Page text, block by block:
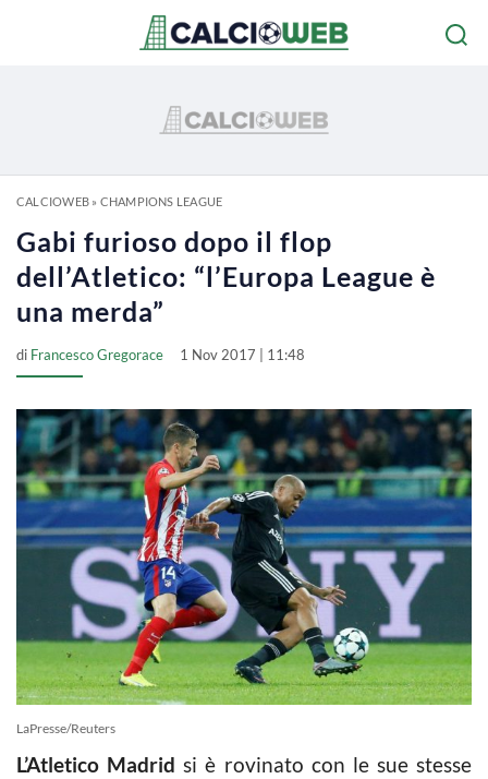
CALCIOWEB» CHAMPIONS LEAGUE
Gabi furioso dopo il flop
dell’Atletico: “l’Europa League è
una merda”
di Francesco Gregorace 1 Nov 2017 | 11:48
LaPresse/Reuters
L’Atletico Madrid si è rovinato con le sue stesse